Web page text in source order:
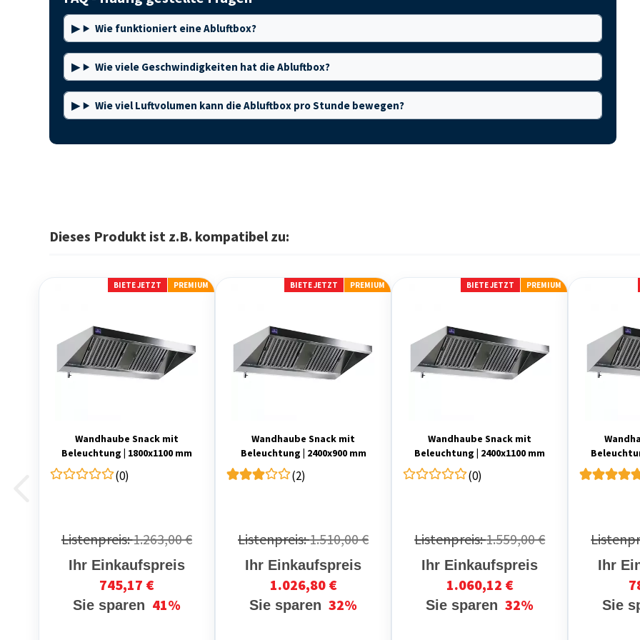
Wie funktioniert eine Abluftbox?
Wie viele Geschwindigkeiten hat die Abluftbox?
Wie viel Luftvolumen kann die Abluftbox pro Stunde bewegen?
Dieses Produkt ist z.B. kompatibel zu:
BIETE JETZT PREMIUM
Wandhaube Snack mit
Beleuchtung | 1800x1100 mm
(0)
Listenpreis:1.263,00 €
Ihr Einkaufspreis
745,17 €
Sie sparen 41%
BIETE JETZT PREMIUM
Wandhaube Snack mit
Beleuchtung | 2400x900 mm
(2)
Listenpreis:1.510,00 €
Ihr Einkaufspreis
1.026,80 €
Sie sparen 32%
BIETE JETZT PREMIUM
Wandhaube Snack mit
Beleuchtung | 2400x1100 mm
(0)
Listenpreis:1.559,00 €
Ihr Einkaufspreis
1.060,12 €
Sie sparen 32%
Ihr
Sie